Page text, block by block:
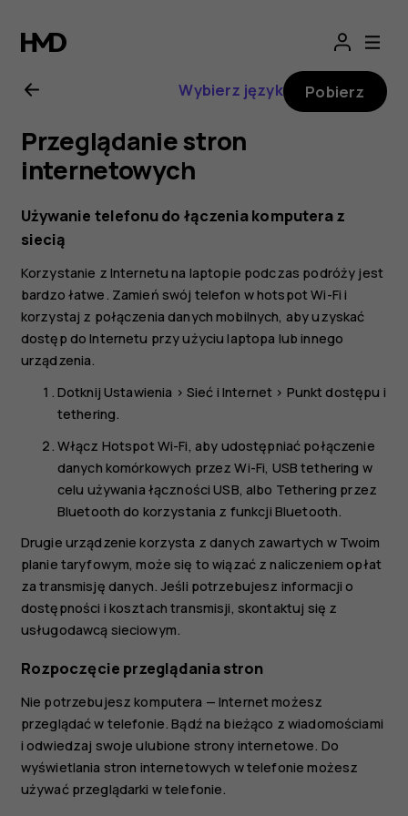
Nokia
2.1
—
instrukcja
obsługi
Wybierz język Pobierz
Przeglądanie stron
internetowych
Używanie telefonu do łączenia komputera z
siecią
Korzystanie z Internetu na laptopie podczas podróży jest
bardzo łatwe. Zamień swój telefon w hotspot Wi-Fi i
korzystaj z połączenia danych mobilnych, aby uzyskać
dostęp do Internetu przy użyciu laptopa lub innego
urządzenia.
DotknijUstawienia > Sieć i Internet > Punkt dostępu i
tethering.
Włącz Hotspot Wi-Fi, aby udostępniać połączenie
danych komórkowych przez Wi-Fi, USB tethering w
celu używania łączności USB, albo Tethering przez
Bluetooth do korzystania z funkcji Bluetooth.
Drugie urządzenie korzysta z danych zawartych w Twoim
planie taryfowym, może się to wiązać z naliczeniem opłat
za transmisję danych. Jeśli potrzebujesz informacji o
dostępności i kosztach transmisji, skontaktuj się z
usługodawcą sieciowym.
Rozpoczęcie przeglądania stron
Nie potrzebujesz komputera — Internet możesz
przeglądać w telefonie. Bądź na bieżąco z wiadomościami
i odwiedzaj swoje ulubione strony internetowe. Do
wyświetlania stron internetowych w telefonie możesz
używać przeglądarki w telefonie.